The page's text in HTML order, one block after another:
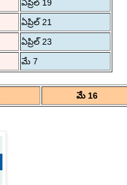
ఏప్రిల్ 19
ఏప్రిల్ 21
ఏప్రిల్ 23
మే 7
మే 16